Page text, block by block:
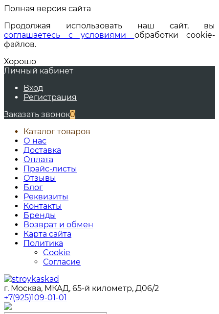
Полная версия сайта
Продолжая использовать наш сайт, вы
соглашаетесь с условиями обработки cookie-
файлов.
Хорошо
Личный кабинет
Вход
Регистрация
Заказать звонок0
Каталог товаров
О нас
Доставка
Оплата
Прайс-листы
Отзывы
Блог
Реквизиты
Контакты
Бренды
Возврат и обмен
Карта сайта
Политика
Cookie
Согласие
г. Москва, МКАД, 65-й километр, Д06/2
+7(925)109-01-01